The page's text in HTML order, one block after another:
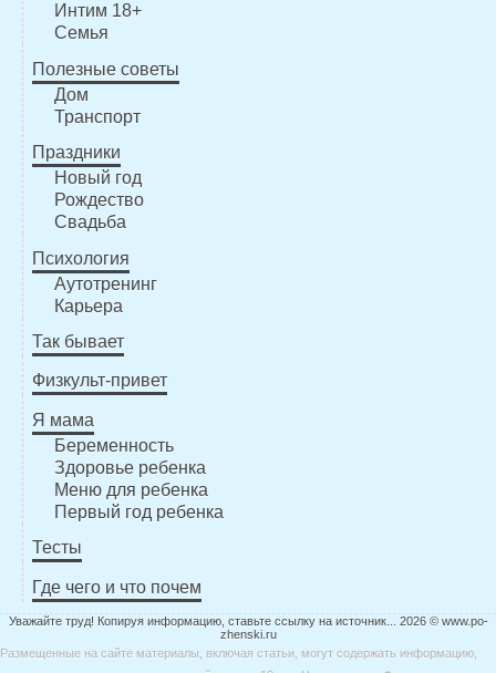
Интим 18+
Семья
Полезные советы
Дом
Транспорт
Праздники
Новый год
Рождество
Свадьба
Психология
Аутотренинг
Карьера
Так бывает
Физкульт-привет
Я мама
Беременность
Здоровье ребенка
Меню для ребенка
Первый год ребенка
Тесты
Где чего и что почем
Уважайте труд! Копируя информацию, ставьте ссылку на источник... 2026 © www.po-
zhenski.ru
Размещенные на сайте материалы, включая статьи, могут содержать информацию,